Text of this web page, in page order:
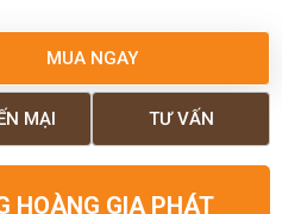
MUA NGAY
TƯ VẤN
MẠI
HOÀNG GIA PHÁT